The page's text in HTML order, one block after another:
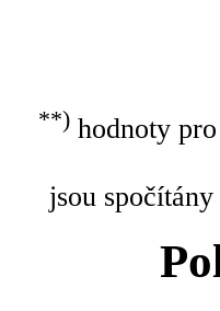
**)hodnoty pro
jsou